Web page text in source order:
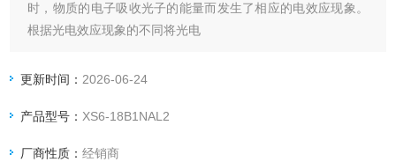
时，物质的电子吸收光子的能量而发生了相应的电效应现象。
根据光电效应现象的不同将光电
更新时间： 2026-06-24
产品型号： XS6-18B1NAL2
厂商性质：经销商